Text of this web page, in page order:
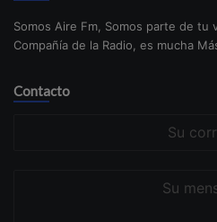
Somos Aire Fm, Somos parte de tu
Compañía de la Radio, es mucha
Contacto